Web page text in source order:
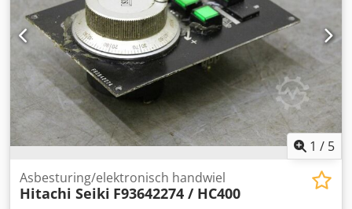
1 / 5
Asbesturing/elektronisch handwiel
Hitachi Seiki F93642274 / HC400